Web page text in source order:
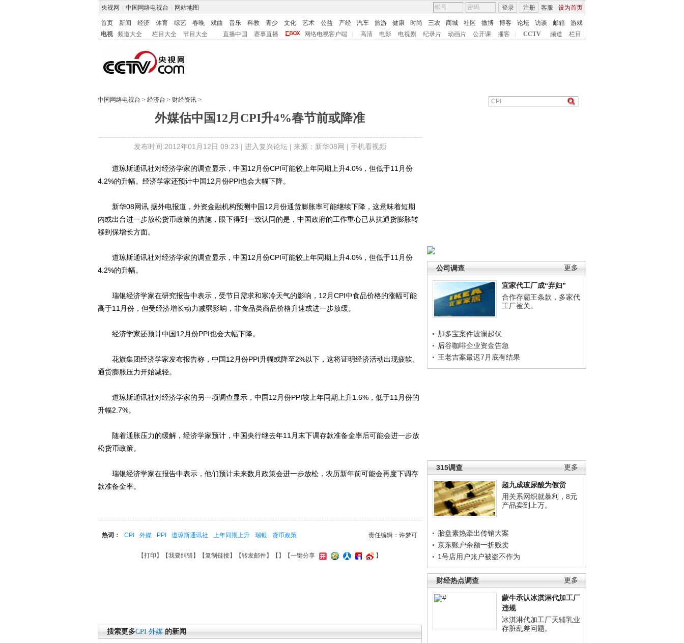
央视网 中国网络电视台 网站地图 客服 设为首页
登录 注册
首页 新闻 经济 体育 综艺 春晚 戏曲 音乐 科教 青少 文化 艺术 公益 产经 汽车 旅游 健康 时尚 三农 商城 社区 微博 博客 论坛 访谈 邮箱
游戏
电视
频道大全 栏目大全 节目大全 直播中国 赛事直播 网络电视客户端 高清 电影 电视剧 纪录片 动画片 公开课 播客 CCTV 频道 栏目
中国网络电视台 > 经济台 > 财经资讯 >
外媒估中国12月CPI升4%春节前或降准
发布时间:2012年01月12日 09:23 | 进入复兴论坛| 来源：新华08网 | 手机看视频
更多
公司调查
宜家代工厂成“弃妇”
合作存霸王条款，多家代
工厂被关。
加多宝案件波澜起伏
后谷咖啡企业资金告急
王老吉案最迟7月底有结果
更多
315调查
超九成玻尿酸为假货
用关系网织就暴利，8元
产品卖到上万。
胎盘素热牵出传销大案
京东账户余额一折贱卖
1号店用户账户被盗不作为
更多
财经热点调查
蒙牛承认冰淇淋代加工厂
违规
冰淇淋代加工厂天辅乳业
存脏乱差问题。
道琼斯通讯社对经济学家的调查显示，中国12月份CPI可能较上年同期上升4.0%，但低于11月份
4.2%的升幅。经济学家还预计中国12月份PPI也会大幅下降。
新华08网讯 据外电报道，外资金融机构预测中国12月份通货膨胀率可能继续下降，这意味着短期
内或出台进一步放松货币政策的措施，眼下得到一致认同的是，中国政府的工作重心已从抗通货膨胀转
移到保增长方面。
道琼斯通讯社对经济学家的调查显示，中国12月份CPI可能较上年同期上升4.0%，但低于11月份
4.2%的升幅。
瑞银经济学家在研究报告中表示，受节日需求和寒冷天气的影响，12月CPI中食品价格的涨幅可能
高于11月份，但受经济增长动力减弱影响，非食品类商品价格升速或进一步放缓。
经济学家还预计中国12月份PPI也会大幅下降。
花旗集团经济学家发布报告称，中国12月份PPI升幅或降至2%以下，这将证明经济活动出现疲软、
通货膨胀压力开始减轻。
道琼斯通讯社对经济学家的另一项调查显示，中国12月份PPI较上年同期上升1.6%，低于11月份的
升幅2.7%。
随着通胀压力的缓解，经济学家预计，中国央行继去年11月末下调存款准备金率后可能会进一步放
松货币政策。
瑞银经济学家在报告中表示，他们预计未来数月政策会进一步放松，农历新年前可能会再度下调存
款准备金率。
责任编辑：许梦可
热词： CPI 外媒 PPI 道琼斯通讯社 上年同期上升 瑞银 货币政策
【打印 】【我要纠错】【复制链接】【转发邮件】【 】 【一键分享 】
搜索更多CPI 外媒 的新闻